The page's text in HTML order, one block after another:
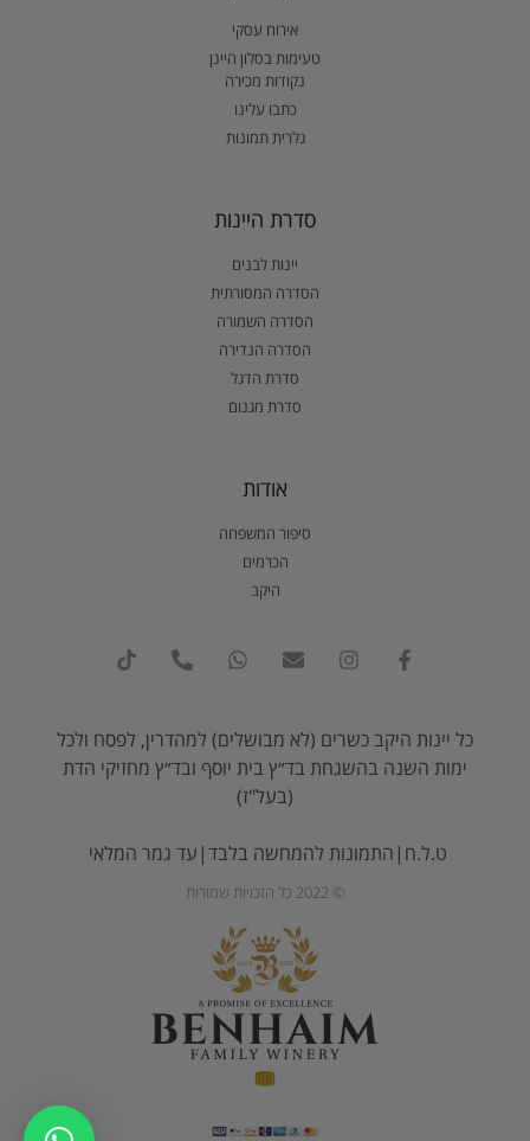
אירוח עסקי
טעימות בסלון היינן
נקודות מכירה
כתבו עלינו
גלרית תמונות
סדרת היינות
יינות לבנים
הסדרה המסורתית
הסדרה השמורה
הסדרה הנדירה
סדרת הדגל
סדרת מגנום
אודות
סיפור המשפחה
הכרמים
היקב
כל יינות היקב כשרים (לא מבושלים) למהדרין, לפסח ולכל
ימות השנה בהשגחת בד״ץ בית יוסף ובד״ץ מחזיקי הדת
(בעל"ז)
ט.ל.ח|התמונות להמחשה בלבד|עד גמר המלאי
© 2022 כל הזכויות שמורות